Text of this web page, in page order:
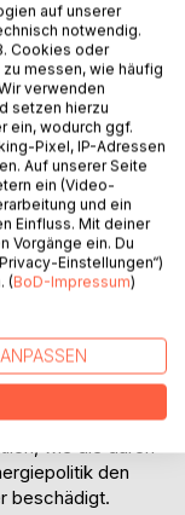
das Weltklima
und mit
und
Solar- und
Der Versuch,
unseren
und
für jedermann
den
beschädigt.
auf unserer
notwendig.
Cookies oder
messen, wie häufig
verwenden
setzen hierzu
ein, wodurch ggf.
Pixel, IP-Adressen
Auf unserer Seite
ein (Video-
und ein
Einfluss. Mit deiner
Vorgänge ein. Du
Einstellungen“)
(BoD-Impressum)
ANPASSEN